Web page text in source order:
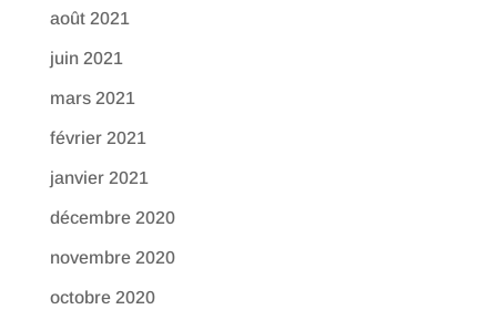
août 2021
juin 2021
mars 2021
février 2021
janvier 2021
décembre 2020
novembre 2020
octobre 2020